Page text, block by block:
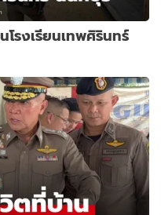
โรงเรียนเทพศิรินทร์